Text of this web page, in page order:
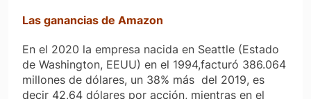
Las ganancias de Amazon
En el 2020 la empresa nacida en Seattle (Estado
de Washington, EEUU) en el 1994,facturó 386.064
millones de dólares, un 38% más del 2019, es
decir 42,64 dólares por acción, mientras en el